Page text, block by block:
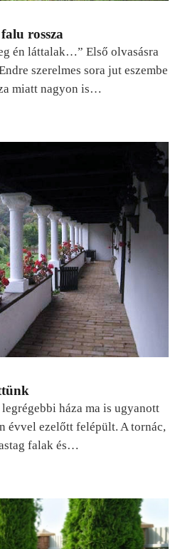
rossza
én láttalak…” Első olvasásra
szerelmes sora jut eszembe
miatt nagyon is…
háza ma is ugyanott
évvel ezelőtt felépült. A tornác,
falak és…